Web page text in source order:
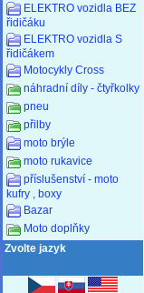
ELEKTRO vozidla BEZ
řidičáku
ELEKTRO vozidla S
řidičákem
Motocykly Cross
náhradní díly - čtyřkolky
pneu
přilby
moto brýle
moto rukavice
příslušenství - moto
kufry , boxy
Bazar
Moto doplňky
Zvolte jazyk